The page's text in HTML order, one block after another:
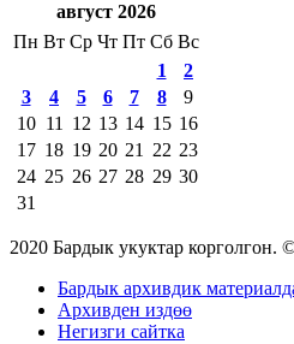
август 2026
Пн Вт Ср Чт Пт Сб Вс
1
2
3
4 5 6 7 8
9
10 11 12 13 14 15 16
17 18 19 20 21 22 23
24 25 26 27 28 29 30
31
2020 Бардык укуктар
Бардык архивдик
Архивден издөө
Негизги сайтка